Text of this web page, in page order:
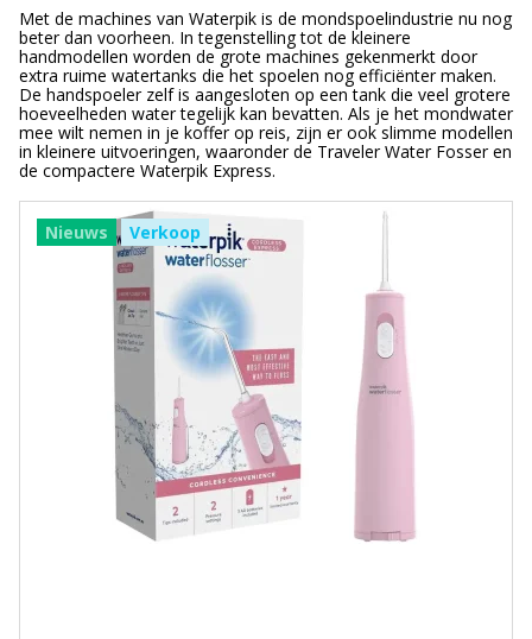
Met de machines van Waterpik is de mondspoelindustrie nu nog
beter dan voorheen. In tegenstelling tot de kleinere
handmodellen worden de grote machines gekenmerkt door
extra ruime watertanks die het spoelen nog efficiënter maken.
De handspoeler zelf is aangesloten op een tank die veel grotere
hoeveelheden water tegelijk kan bevatten. Als je het mondwater
mee wilt nemen in je koffer op reis, zijn er ook slimme modellen
in kleinere uitvoeringen, waaronder de Traveler Water Fosser en
de compactere Waterpik Express.
Nieuws Verkoop